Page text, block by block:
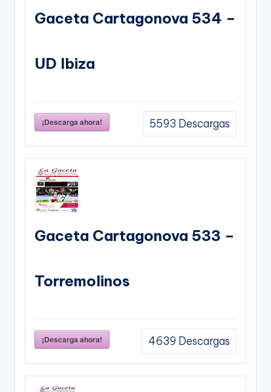
Gaceta Cartagonova 534 –
UD Ibiza
¡Descarga ahora! 5593 Descargas
Gaceta Cartagonova 533 –
Torremolinos
¡Descarga ahora! 4639 Descargas